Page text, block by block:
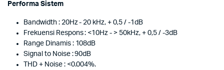
Performa Sistem
Bandwidth : 20Hz - 20 kHz, + 0,5 / -1dB
Frekuensi Respons : <10Hz - > 50kHz, + 0,5 / -3dB
Range Dinamis : 108dB
Signal to Noise : 90dB
THD + Noise : <0.004%.